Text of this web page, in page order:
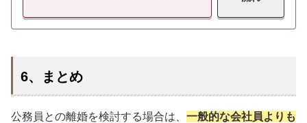
6、まとめ
公務員との離婚を検討する場合は、 一般的な会社員よりも